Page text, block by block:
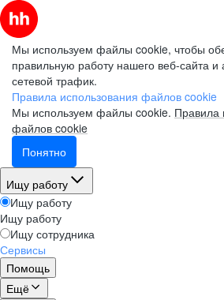
Мы используем файлы cookie, чтобы
правильную работу нашего веб-сайта и
сетевой трафик.
Правила использования файлов cookie
Мы используем файлы cookie. Правила
файлов cookie
Понятно
Ищу работу
Ищу работу
Ищу работу
Ищу сотрудника
Сервисы
Помощь
Ещё